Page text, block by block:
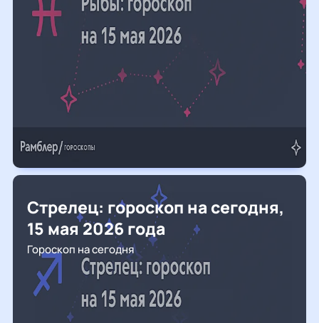
Стрелец: гороскоп на сегодня,
15 мая 2026 года
Гороскоп на сегодня